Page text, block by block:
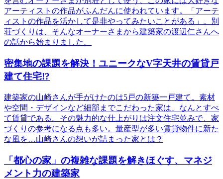
アーティストの作品がふんだんに使われています。「アーテ
ィストの作品を活かして是非やってみたいことがある」。別
荘づくりは、そんなオーナーさまから建築家の渡辺仁さんへ
の話から始まりました。
密集地の課題を解決！ユニークなV字天井の賃貸戸
建て住宅!?
建築家の山崎さんが手がけたのは5戸の新築一戸建て。素材
や空間・デザインなど細部までこだわった家は、なんとすべ
て賃貸である。その魅力的な仕上がりは注文住宅並みで、家
づくりの参考になる点も多い。量産型が多い賃貸物件に新た
な風を…山崎さんの想いが詰まった家とは？
「都心の家」の複雑な課題を解きほぐす、マネジ
メント力の建築家